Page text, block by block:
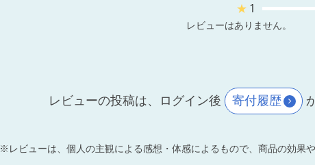
★ 1
レビューはありません。
レビューの投稿は、ログイン後 寄付履歴
※レビューは、個人の主観による感想・体感によるもので、商品の効果